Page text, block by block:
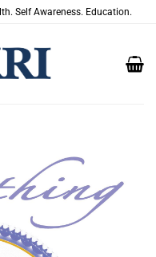
Self Awareness. Education.